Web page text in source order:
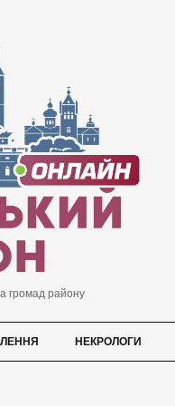
громад району
НЕКРОЛОГИ